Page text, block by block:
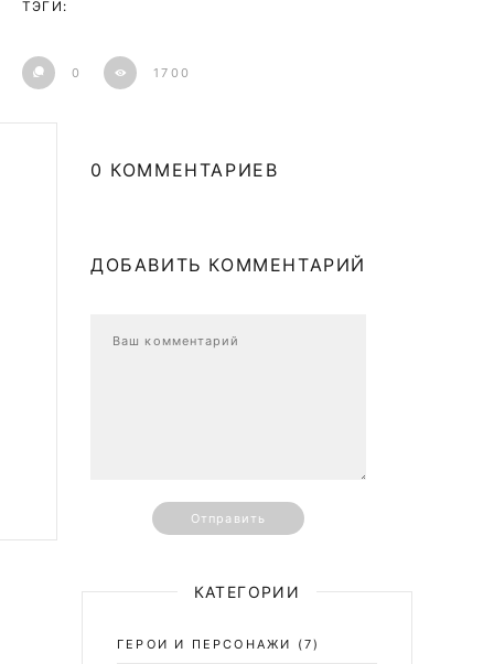
ТЭГИ:
0 1700
0 КОММЕНТАРИЕВ
ДОБАВИТЬ КОММЕНТАРИЙ
Отправить
КАТЕГОРИИ
ГЕРОИ И ПЕРСОНАЖИ (7)